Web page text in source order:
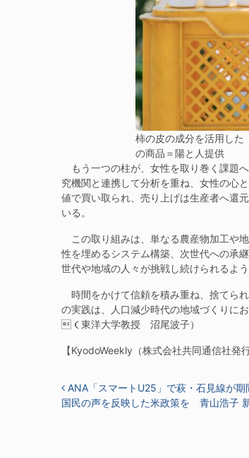
柿の皮の成分を活用した
の商品＝陽と人提供
もう一つの柱が、女性を取り巻く課題
究機関と連携して分析を重ね、女性の心
値で買い取られ、売り上げは生産者へ還
いる。
この取り組みは、単なる農産物加工や
性を埋めるシステム構築、次世代への承
世代や地域の人々が挑戦し続けられるよう
時間をかけて信頼を積み重ね、捨てら
の実践は、人口減少時代の地域づくりに
（東洋大学教授 沼尾波子）
【KyodoWeekly（株式会社共同通信社発
投稿ナビゲーション
ANA「スマートU25」で萩・石見線が
国民の声を反映した米政策を 青山浩子